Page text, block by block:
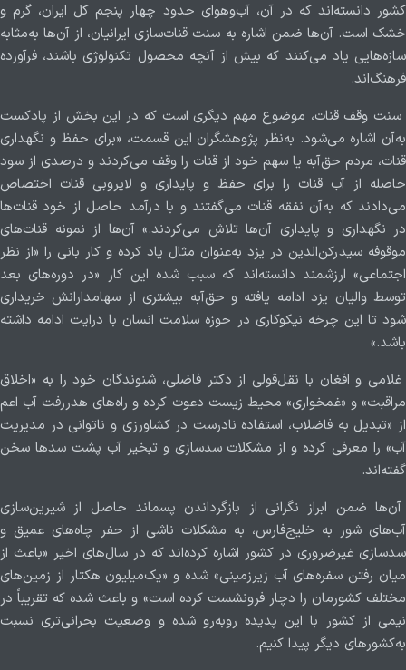
کشور دانسته‌اند که در آن، آب‌و‌هوای حدود چهار پنجم کل ایران، گرم و
خشک است. آن‌ها ضمن اشاره به سنت قنات‌سازی ایرانیان، از آن‌ها به‌مثابه
سازه‌هایی یاد می‌کنند که بیش از آنچه محصول تکنولوژی باشند، فرآورده
فرهنگ‌اند.
سنت وقف قنات، موضوع مهم دیگری است که در این بخش از پادکست
به‌آن اشاره می‌شود. به‌نظر پژوهشگران این قسمت، «برای حفظ و نگهداری
قنات، مردم حق‌آبه یا سهم خود از قنات را وقف می‌کردند و درصدی از سود
حاصله از آب قنات را برای حفظ و پایداری و لایروبی قنات اختصاص
می‌دادند که به‌آن نفقه قنات می‌گفتند و با درآمد حاصل از خود قنات‌ها
در نگهداری و پایداری آن‌ها تلاش می‌کردند.» آن‌ها از نمونه قنات‌های
موقوفه سیدرکن‌الدین در یزد به‌عنوان مثال یاد کرده و کار بانی را «از نظر
اجتماعی» ارزشمند دانسته‌اند که سبب شده این کار «در دوره‌های بعد
توسط والیان یزد ادامه یافته و حق‌آبه بیشتری از سهامدارانش خریداری
شود تا این چرخه نیکوکاری در حوزه سلامت انسان با درایت ادامه داشته
باشد.»
غلامی و افغان با نقل‌قولی از دکتر فاضلی، شنوندگان خود را به «اخلاق
مراقبت» و «غمخواری» محیط زیست دعوت کرده و راه‌های هدررفت آب اعم
از «تبدیل به فاضلاب، استفاده نادرست در کشاورزی و ناتوانی در مدیریت
آب» را معرفی کرده و از مشکلات سدسازی و تبخیر آب پشت سدها سخن
گفته‌اند.
آن‌ها ضمن ابراز نگرانی از بازگرداندن پسماند حاصل از شیرین‌سازی
آب‌های شور به خلیج‌فارس، به مشکلات ناشی از حفر چاه‌های عمیق و
سدسازی غیرضروری در کشور اشاره کرده‌اند که در سال‌های اخیر «باعث از
میان رفتن سفره‌های آب زیرزمینی» شده و «یک‌میلیون هکتار از زمین‌های
مختلف کشورمان را دچار فرونشست کرده است» و باعث شده که تقریباً در
نیمی از کشور با این پدیده روبه‌رو شده و وضعیت بحرانی‌تری نسبت
به‌کشورهای دیگر پیدا کنیم.